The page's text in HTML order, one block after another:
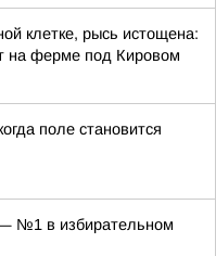
клетке, рысь истощена:
на ферме под Кировом
поле становится
№1 в избирательном